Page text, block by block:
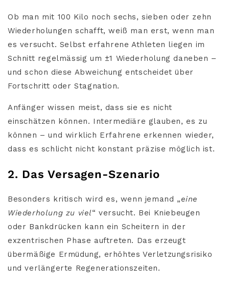
Ob man mit 100 Kilo noch sechs, sieben oder zehn
Wiederholungen schafft, weiß man erst, wenn man
es versucht. Selbst erfahrene Athleten liegen im
Schnitt regelmässig um ±1 Wiederholung daneben –
und schon diese Abweichung entscheidet über
Fortschritt oder Stagnation.
Anfänger wissen meist, dass sie es nicht
einschätzen können. Intermediäre glauben, es zu
können – und wirklich Erfahrene erkennen wieder,
dass es schlicht nicht konstant präzise möglich ist.
2. Das Versagen-Szenario
Besonders kritisch wird es, wenn jemand „eine
Wiederholung zu viel“ versucht. Bei Kniebeugen
oder Bankdrücken kann ein Scheitern in der
exzentrischen Phase auftreten. Das erzeugt
übermäßige Ermüdung, erhöhtes Verletzungsrisiko
und verlängerte Regenerationszeiten.